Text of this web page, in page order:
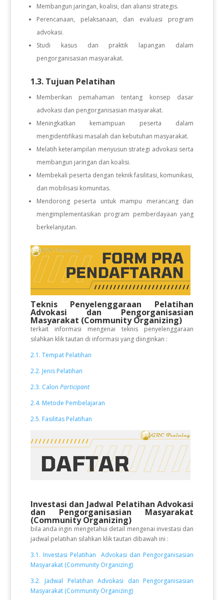
Membangun jaringan, koalisi, dan aliansi strategis.
Perencanaan, pelaksanaan, dan evaluasi program
advokasi.
Studi kasus dan praktik lapangan dalam
pengorganisasian masyarakat.
1.3. Tujuan Pelatihan
Memberikan pemahaman tentang konsep dasar
advokasi dan pengorganisasian masyarakat.
Meningkatkan kemampuan peserta dalam
mengidentifikasi masalah dan kebutuhan masyarakat.
Melatih keterampilan menyusun strategi advokasi serta
membangun jaringan dan koalisi.
Membekali peserta dengan teknik fasilitasi, komunikasi,
dan mobilisasi komunitas.
Mendorong peserta untuk mampu merancang dan
mengimplementasikan program pemberdayaan yang
berkelanjutan.
Teknis Penyelenggaraan Pelatihan
Advokasi dan Pengorganisasian
Masyarakat (Community Organizing)
terkait informasi mengenai teknis penyelenggaraan
silahkan klik tautan di informasi yang diinginkan :
2.1. Tempat Pelatihan
2.2. Jenis Pelatihan
2.3. Calon Participant
2.4. Metode Pembelajaran
2.5. Fasilitas Pelatihan
Investasi dan Jadwal Pelatihan Advokasi
dan Pengorganisasian Masyarakat
(Community Organizing)
bila anda ingin mengetahui detail mengenai investasi dan
jadwal pelatihan silahkan klik tautan dibawah ini :
3.1. Investasi Pelatihan Advokasi dan Pengorganisasian
Masyarakat (Community Organizing)
3.2. Jadwal Pelatihan Advokasi dan Pengorganisasian
Masyarakat (Community Organizing)